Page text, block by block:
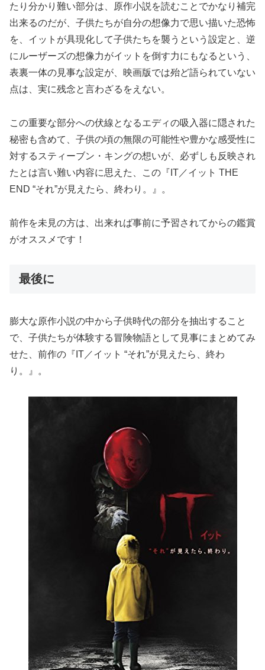
たり分かり難い部分は、原作小説を読むことでかなり補完
出来るのだが、子供たちが自分の想像力で思い描いた恐怖
を、イットが具現化して子供たちを襲うという設定と、逆
にルーザーズの想像力がイットを倒す力にもなるという、
表裏一体の見事な設定が、映画版では殆ど語られていない
点は、実に残念と言わざるをえない。
この重要な部分への伏線となるエディの吸入器に隠された
秘密も含めて、子供の頃の無限の可能性や豊かな感受性に
対するスティーブン・キングの想いが、必ずしも反映され
たとは言い難い内容に思えた、この『IT／イット THE
END “それ”が見えたら、終わり。』。
前作を未見の方は、出来れば事前に予習されてからの鑑賞
がオススメです！
最後に
膨大な原作小説の中から子供時代の部分を抽出すること
で、子供たちが体験する冒険物語として見事にまとめてみ
せた、前作の『IT／イット “それ”が見えたら、終わ
り。』。